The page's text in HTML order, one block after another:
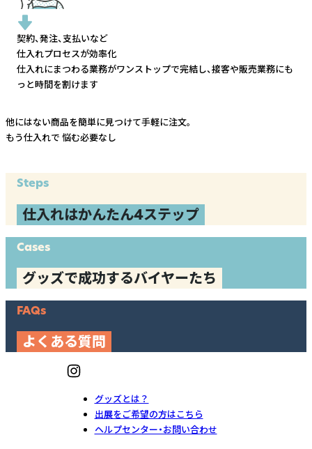
契約、発注、支払いなど
仕入れプロセスが効率化
仕入れにまつわる業務がワンストップで完結し、接客や販売業務にも
っと時間を割けます
他にはない商品を簡単に見つけて手軽に注文。
もう仕入れで 悩む必要なし
Steps
仕入れはかんたん4ステップ
Cases
グッズで成功するバイヤーたち
FAQs
よくある質問
グッズとは？
出展をご希望の方はこちら
ヘルプセンター・お問い合わせ